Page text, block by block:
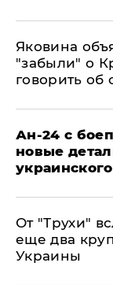
Яковина
"забыли" о
говорить об
Ан-24 с
новые
От "Трухи"
еще два
Украины